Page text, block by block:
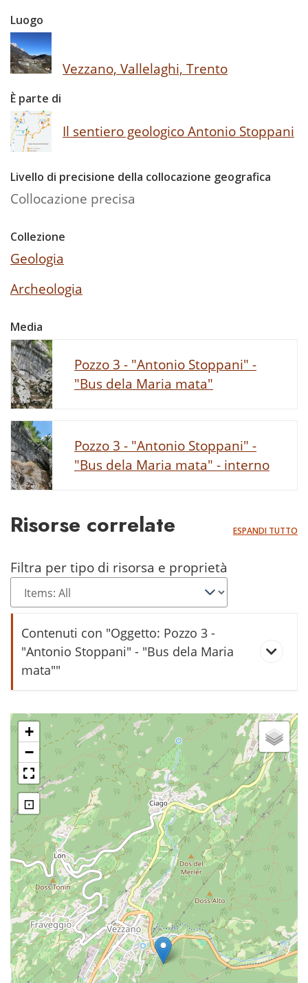
Luogo
Vezzano, Vallelaghi, Trento
È parte di
Il sentiero geologico Antonio Stoppani
Livello di precisione della collocazione geografica
Collocazione precisa
Collezione
Geologia
Archeologia
Media
Pozzo 3 - "Antonio Stoppani" -
"Bus dela Maria mata"
Pozzo 3 - "Antonio Stoppani" -
"Bus dela Maria mata" - interno
Risorse correlate ESPANDI TUTTO
Filtra per tipo di risorsa e proprietà
Contenuti con "Oggetto: Pozzo 3 -
"Antonio Stoppani" - "Bus dela Maria
mata""
"Bus dela Maria mata" ipotizzato
da Antonio Stoppani
"Bus dela Maria mata" visto da
Antonio Stoppani
El bus dela Maria Mata
I pozzi glaciali di Vezzano
I pozzi glaciali di Vezzano
+
−
⊡